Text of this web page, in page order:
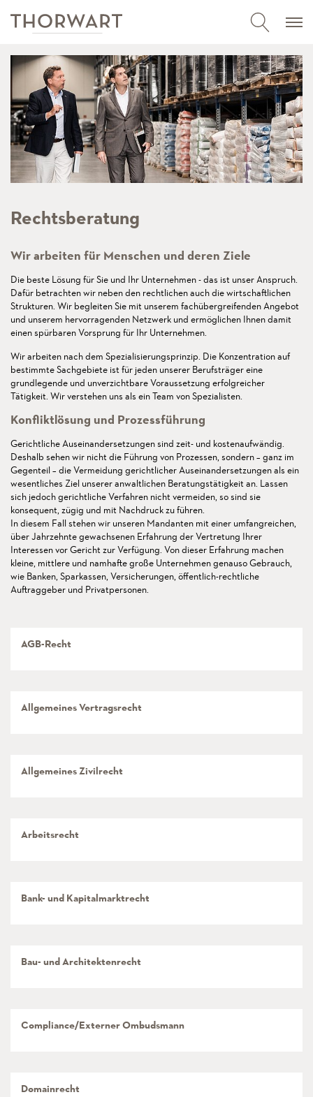
Rechtsberatung
Wir arbeiten für Menschen und deren Ziele
Die beste Lösung für Sie und Ihr Unternehmen - das ist unser Anspruch.
Dafür betrachten wir neben den rechtlichen auch die wirtschaftlichen
Strukturen. Wir begleiten Sie mit unserem fachübergreifenden Angebot
und unserem hervorragenden Netzwerk und ermöglichen Ihnen damit
einen spürbaren Vorsprung für Ihr Unternehmen.
Wir arbeiten nach dem Spezialisierungsprinzip. Die Konzentration auf
bestimmte Sachgebiete ist für jeden unserer Berufsträger eine
grundlegende und unverzichtbare Voraussetzung erfolgreicher
Tätigkeit. Wir verstehen uns als ein Team von Spezialisten.
Konfliktlösung und Prozessführung
Gerichtliche Auseinandersetzungen sind zeit- und kostenaufwändig.
Deshalb sehen wir nicht die Führung von Prozessen, sondern – ganz im
Gegenteil – die Vermeidung gerichtlicher Auseinandersetzungen als ein
wesentliches Ziel unserer anwaltlichen Beratungstätigkeit an. Lassen
sich jedoch gerichtliche Verfahren nicht vermeiden, so sind sie
konsequent, zügig und mit Nachdruck zu führen.
In diesem Fall stehen wir unseren Mandanten mit einer umfangreichen,
über Jahrzehnte gewachsenen Erfahrung der Vertretung Ihrer
Interessen vor Gericht zur Verfügung. Von dieser Erfahrung machen
kleine, mittlere und namhafte große Unternehmen genauso Gebrauch,
wie Banken, Sparkassen, Versicherungen, öffentlich-rechtliche
Auftraggeber und Privatpersonen.
AGB-Recht
Allgemeines Vertragsrecht
Allgemeines Zivilrecht
Arbeitsrecht
Bank- und Kapitalmarktrecht
Bau- und Architektenrecht
Compliance/Externer Ombudsmann
Domainrecht